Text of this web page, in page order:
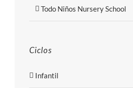
Todo Niños Nursery School
Ciclos
Infantil